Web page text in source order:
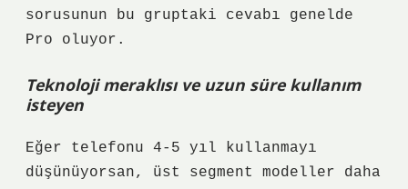
sorusunun bu gruptaki cevabı genelde
Pro oluyor.
Teknoloji meraklısı ve uzun süre kullanım
isteyen
Eğer telefonu 4-5 yıl kullanmayı
düşünüyorsan, üst segment modeller daha